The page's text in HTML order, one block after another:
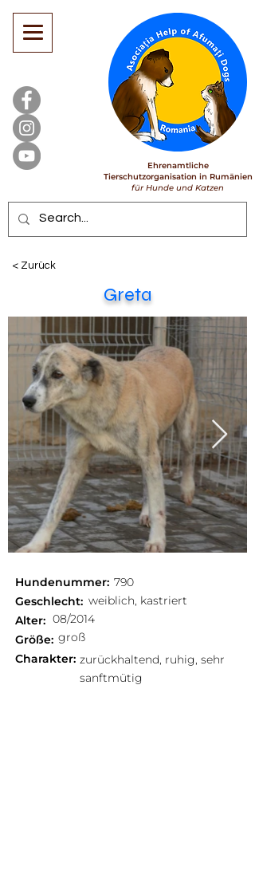
Ehrenamtliche
Tierschutzorganisation in Rumänien
für Hunde und Katzen
< Zurück
Greta
Hundenummer:
Geschlecht:
Alter:
Größe:
Charakter:
790
weiblich, kastriert
08/2014
groß
zurückhaltend, ruhig, sehr
sanftmütig